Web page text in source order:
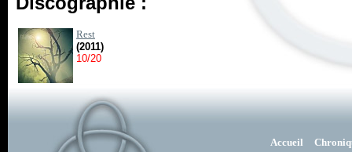
Rest
(2011)
10/20
Accueil